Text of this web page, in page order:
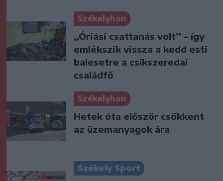
Székelyhon
„Óriási csattanás volt” – így
emlékszik vissza a kedd esti
balesetre a csíkszeredai
családfő
Székelyhon
Hetek óta először csökkent
az üzemanyagok ára
Székely Sport